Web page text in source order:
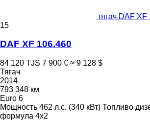
тягач DAF XF
15
DAF XF 106.460
84 120 TJS 7 900 € ≈ 9 128 $
Тягач
2014
793 348 км
Euro 6
Мощность 462 л.с. (340 кВт) Топливо
формула 4x2